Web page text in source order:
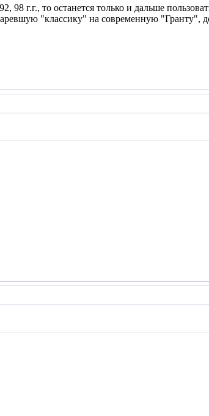
98 г.г., то останется только и дальше
"классику" на современную "Гранту",